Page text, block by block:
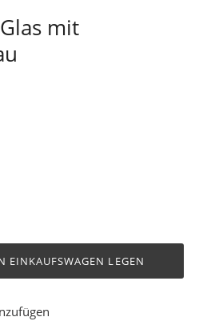
mit
EINKAUFSWAGEN LEGEN